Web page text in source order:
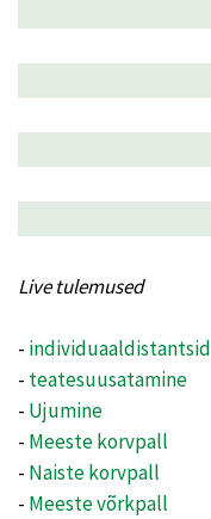
Live tulemused
- individuaaldistantsid
- teatesuusatamine
- Ujumine
- Meeste korvpall
- Naiste korvpall
- Meeste võrkpall